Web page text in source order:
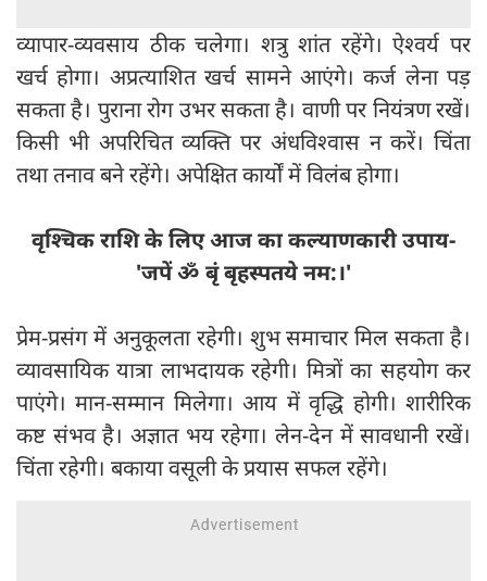
व्यापार-व्यवसाय ठीक चलेगा। शत्रु शांत रहेंगे। ऐश्वर्य पर
खर्च होगा। अप्रत्याशित खर्च सामने आएंगे। कर्ज लेना पड़
सकता है। पुराना रोग उभर सकता है। वाणी पर नियंत्रण रखें।
किसी भी अपरिचित व्यक्ति पर अंधविश्वास न करें। चिंता
तथा तनाव बने रहेंगे। अपेक्षित कार्यों में विलंब होगा।
वृश्चिक राशि के लिए आज का कल्याणकारी उपाय-
'जपें ॐ बृं बृहस्पतये नम:।'
प्रेम-प्रसंग में अनुकूलता रहेगी। शुभ समाचार मिल सकता है।
व्यावसायिक यात्रा लाभदायक रहेगी। मित्रों का सहयोग कर
पाएंगे। मान-सम्मान मिलेगा। आय में वृद्धि होगी। शारीरिक
कष्ट संभव है। अज्ञात भय रहेगा। लेन-देन में सावधानी रखें।
चिंता रहेगी। बकाया वसूली के प्रयास सफल रहेंगे।